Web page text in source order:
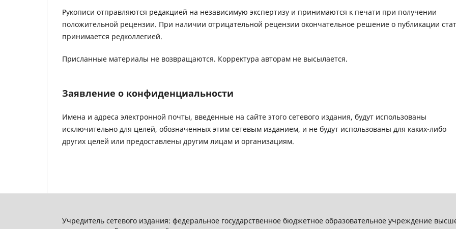
Рукописи отправляются редакцией на независимую экспертизу и принимаются к печати при получении
положительной рецензии. При наличии отрицательной рецензии окончательное решение о публикации
принимается редколлегией.
Присланные материалы не возвращаются. Корректура авторам не высылается.
Заявление о конфиденциальности
Имена и адреса электронной почты, введенные на сайте этого сетевого издания, будут использованы
исключительно для целей, обозначенных этим сетевым изданием, и не будут использованы для каких-либо
других целей или предоставлены другим лицам и организациям.
Учредитель сетевого издания: федеральное государственное бюджетное образовательное учреждение